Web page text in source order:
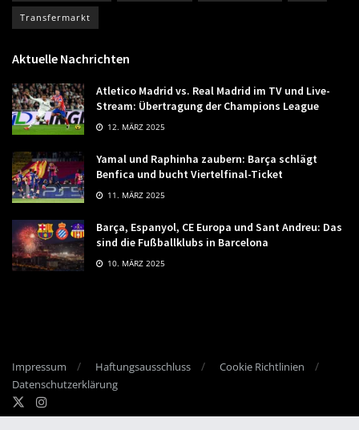
Transfermarkt
Aktuelle Nachrichten
Atletico Madrid vs. Real Madrid im TV und Live-
Stream: Übertragung der Champions League
12. MÄRZ 2025
Yamal und Raphinha zaubern: Barça schlägt
Benfica und bucht Viertelfinal-Ticket
11. MÄRZ 2025
Barça, Espanyol, CE Europa und Sant Andreu: Das
sind die Fußballklubs in Barcelona
10. MÄRZ 2025
Impressum Haftungsausschluss
Cookie Richtlinien
Datenschutzerklärung